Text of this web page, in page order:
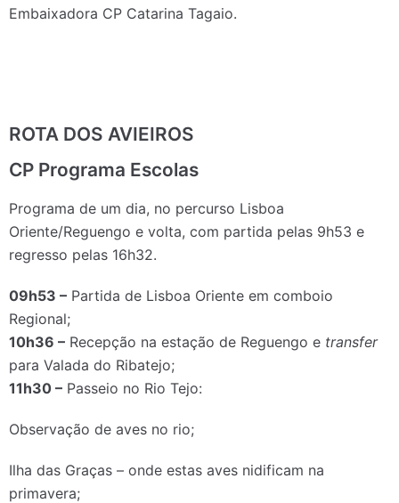
Embaixadora CP Catarina Tagaio.
ROTA DOS AVIEIROS
CP Programa Escolas
Programa de um dia, no percurso Lisboa
Oriente/Reguengo e volta, com partida pelas 9h53 e
regresso pelas 16h32.
09h53 – Partida de Lisboa Oriente em comboio
Regional;
10h36 – Recepção na estação de Reguengo e transfer
para Valada do Ribatejo;
11h30 – Passeio no Rio Tejo:
Observação de aves no rio;
Ilha das Graças – onde estas aves nidificam na
primavera;